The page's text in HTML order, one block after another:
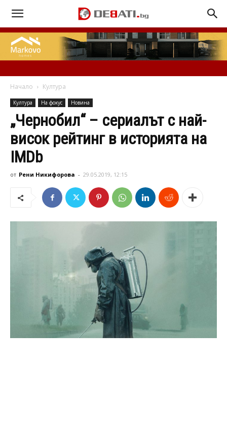
Начало Култура
Култура На фокус Новина
„Чернобил“ – сериалът с най-
висок рейтинг в историята на
IMDb
от Рени Никифорова - 29.05.2019, 12:15